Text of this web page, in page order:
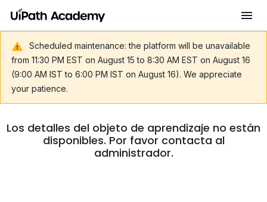
Scheduled maintenance: the platform will be unavailable
from 11:30 PM EST on August 15 to 8:30 AM EST on August 16
(9:00 AM IST to 6:00 PM IST on August 16). We appreciate
your patience.
Los detalles del objeto de aprendizaje no están
disponibles. Por favor contacta al
administrador.